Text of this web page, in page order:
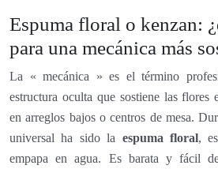
Espuma floral o kenzan:
para una mecánica más
La « mecánica » es el término
estructura oculta que sostiene las flores
en arreglos bajos o centros de mesa.
universal ha sido la espuma floral,
empapa en agua. Es barata y fácil